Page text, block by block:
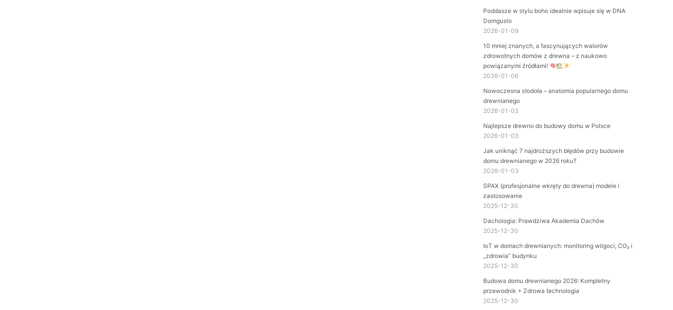
Poddasze w stylu boho idealnie wpisuje się w DNA
Domgusto
2026-01-09
10 mniej znanych, a fascynujących walorów
zdrowotnych domów z drewna – z naukowo
powiązanymi źródłami!
2026-01-06
Nowoczesna stodoła – anatomia popularnego domu
drewnianego
2026-01-03
Najlepsze drewno do budowy domu w Polsce
2026-01-03
Jak uniknąć 7 najdroższych błędów przy budowie
domu drewnianego w 2026 roku?
2026-01-03
SPAX (profesjonalne wkręty do drewna) modele i
zastosowanie
2025-12-30
Dachologia: Prawdziwa Akademia Dachów
2025-12-30
IoT w domach drewnianych: monitoring wilgoci, CO₂ i
„zdrowia” budynku
2025-12-30
Budowa domu drewnianego 2026: Kompletny
przewodnik + Zdrowa technologia
2025-12-30